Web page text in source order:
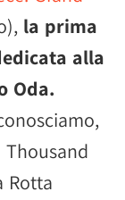
la prima
alla
Oda.
Rotta